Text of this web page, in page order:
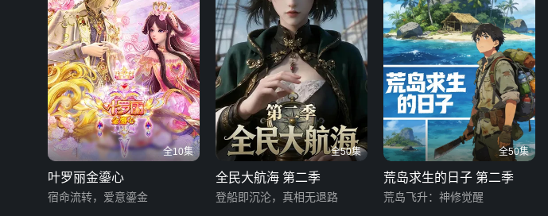
全10集
叶罗丽金鎏心
宿命流转，爱意鎏金
全50集
全民大航海 第二季
登船即沉沦，真相无退路
全50集
荒岛求生的日子 第二季
荒岛飞升：神修觉醒